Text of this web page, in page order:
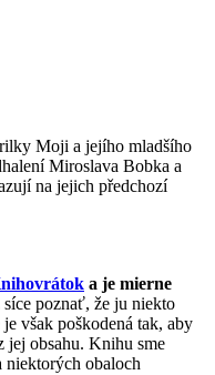
Moji a jejího mladšího
Miroslava Bobka a
na jejich předchozí
a je mierne
poznať, že ju niekto
však poškodená tak, aby
obsahu. Knihu sme
niektorých obaloch